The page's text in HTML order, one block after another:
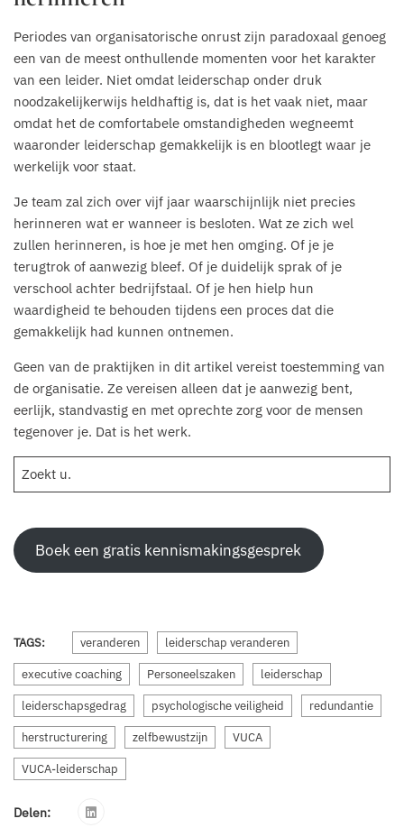
Periodes van organisatorische onrust zijn paradoxaal genoeg
een van de meest onthullende momenten voor het karakter
van een leider. Niet omdat leiderschap onder druk
noodzakelijkerwijs heldhaftig is, dat is het vaak niet, maar
omdat het de comfortabele omstandigheden wegneemt
waaronder leiderschap gemakkelijk is en blootlegt waar je
werkelijk voor staat.
Je team zal zich over vijf jaar waarschijnlijk niet precies
herinneren wat er wanneer is besloten. Wat ze zich wel
zullen herinneren, is hoe je met hen omging. Of je je
terugtrok of aanwezig bleef. Of je duidelijk sprak of je
verschool achter bedrijfstaal. Of je hen hielp hun
waardigheid te behouden tijdens een proces dat die
gemakkelijk had kunnen ontnemen.
Geen van de praktijken in dit artikel vereist toestemming van
de organisatie. Ze vereisen alleen dat je aanwezig bent,
eerlijk, standvastig en met oprechte zorg voor de mensen
tegenover je. Dat is het werk.
Zoekt u.
Boek een gratis kennismakingsgesprek
TAGS: veranderen leiderschap veranderen
executive coaching Personeelszaken leiderschap
leiderschapsgedrag psychologische veiligheid redundantie
herstructurering zelfbewustzijn VUCA
VUCA-leiderschap
Delen: